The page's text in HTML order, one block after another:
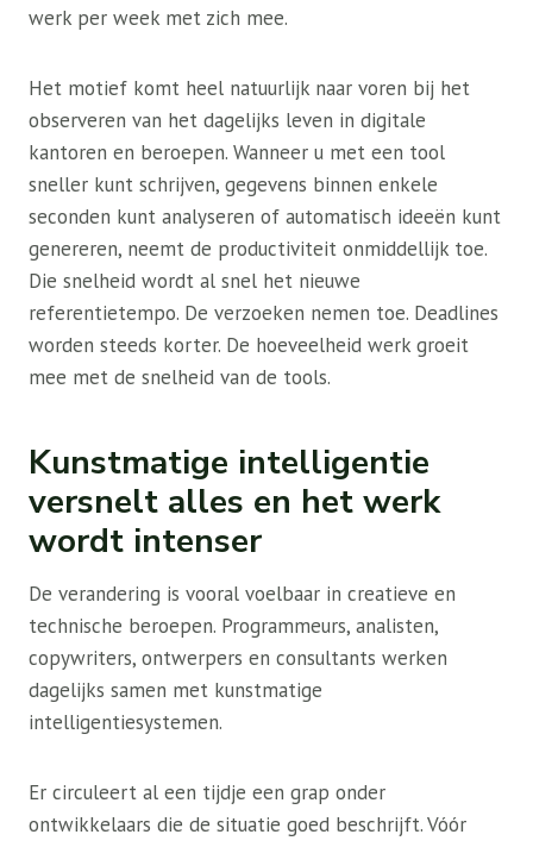
werk per week met zich mee.
Het motief komt heel natuurlijk naar voren bij het
observeren van het dagelijks leven in digitale
kantoren en beroepen. Wanneer u met een tool
sneller kunt schrijven, gegevens binnen enkele
seconden kunt analyseren of automatisch ideeën kunt
genereren, neemt de productiviteit onmiddellijk toe.
Die snelheid wordt al snel het nieuwe
referentietempo. De verzoeken nemen toe. Deadlines
worden steeds korter. De hoeveelheid werk groeit
mee met de snelheid van de tools.
Kunstmatige intelligentie
versnelt alles en het werk
wordt intenser
De verandering is vooral voelbaar in creatieve en
technische beroepen. Programmeurs, analisten,
copywriters, ontwerpers en consultants werken
dagelijks samen met kunstmatige
intelligentiesystemen.
Er circuleert al een tijdje een grap onder
ontwikkelaars die de situatie goed beschrijft. Vóór